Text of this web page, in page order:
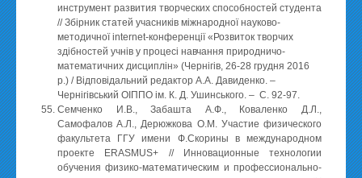
инструмент развития творческих способностей студента
// Збірник статей учасників міжнародної науково-
методичної internet-конференції «Розвиток творчих
здібностей учнів у процесі навчання природничо-
математичних дисциплін» (Чернігів, 26-28 грудня 2016
р.) / Відповідальний редактор А.А. Давиденко. –
Чернігівський ОІППО ім. К. Д. Ушинського. – С. 92-97.
Семченко И.В., Забашта А.Ф., Коваленко Д.Л.,
Самофалов А.Л., Дерюжкова О.М. Участие физического
факультета ГГУ имени Ф.Скорины в международном
проекте ERASMUS+ // Инновационные технологии
обучения физико-математическим и профессионально-